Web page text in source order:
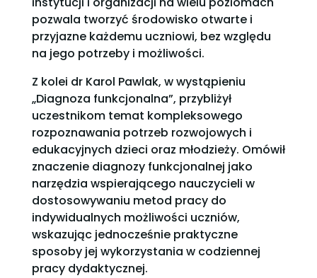
pozwala tworzyć środowisko otwarte i
przyjazne każdemu uczniowi, bez względu
na jego potrzeby i możliwości.
Z kolei dr Karol Pawlak, w wystąpieniu
„Diagnoza funkcjonalna”, przybliżył
uczestnikom temat kompleksowego
rozpoznawania potrzeb rozwojowych i
edukacyjnych dzieci oraz młodzieży. Omówił
znaczenie diagnozy funkcjonalnej jako
narzędzia wspierającego nauczycieli w
dostosowywaniu metod pracy do
indywidualnych możliwości uczniów,
wskazując jednocześnie praktyczne
sposoby jej wykorzystania w codziennej
pracy dydaktycznej.